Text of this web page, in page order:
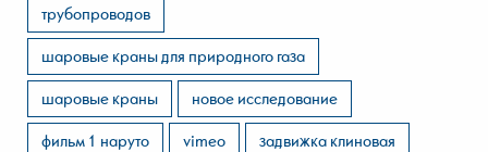
трубопроводов
шаровые краны для природного газа
шаровые краны
новое исследование
фильм 1 наруто
vimeo задвижка клиновая